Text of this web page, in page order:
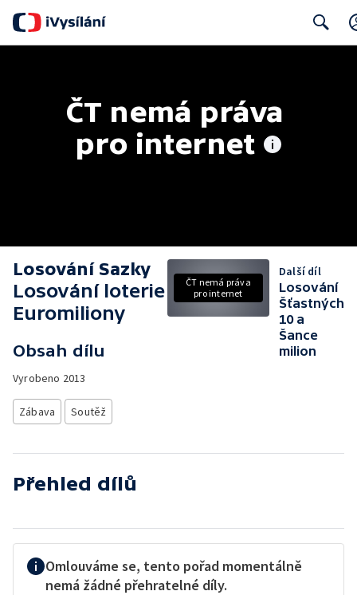
ČT nemá práva
pro internet
Losování Sazky
Losování loterie
Euromiliony
Obsah dílu
Vyrobeno 2013
Zábava Soutěž
ČT nemá práva
pro internet
Další díl
Losování
Šťastných
10 a
Šance
milion
Přehled dílů
Omlouváme se, tento pořad momentálně
nemá žádné přehratelné díly.